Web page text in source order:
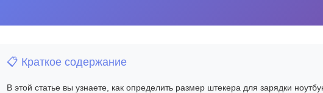
📋 Краткое содержание
В этой статье вы узнаете, как определить размер штекера для зарядки